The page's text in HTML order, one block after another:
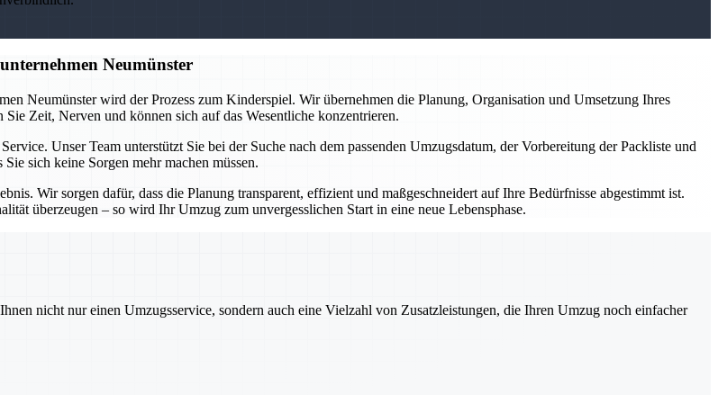
Neumünster
Neumünster wird der Prozess zum Kinderspiel. Wir übernehmen die Planung, Organisation und Umsetzung Ihres
Zeit, Nerven und können sich auf das Wesentliche konzentrieren.
Unser Team unterstützt Sie bei der Suche nach dem passenden Umzugsdatum, der Vorbereitung der Packliste und
sich keine Sorgen mehr machen müssen.
Wir sorgen dafür, dass die Planung transparent, effizient und maßgeschneidert auf Ihre Bedürfnisse abgestimmt ist.
überzeugen – so wird Ihr Umzug zum unvergesslichen Start in eine neue Lebensphase.
nicht nur einen Umzugsservice, sondern auch eine Vielzahl von Zusatzleistungen, die Ihren Umzug noch einfacher